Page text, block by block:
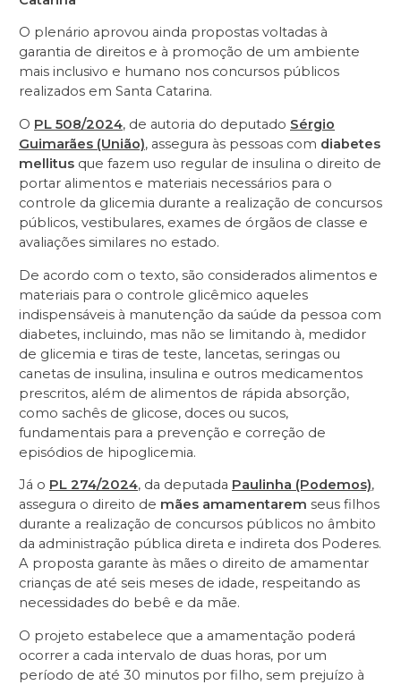
O plenário aprovou ainda propostas voltadas à
garantia de direitos e à promoção de um ambiente
mais inclusivo e humano nos concursos públicos
realizados em Santa Catarina.
O PL 508/2024, de autoria do deputado Sérgio
Guimarães (União), assegura às pessoas com diabetes
mellitus que fazem uso regular de insulina o direito de
portar alimentos e materiais necessários para o
controle da glicemia durante a realização de concursos
públicos, vestibulares, exames de órgãos de classe e
avaliações similares no estado.
De acordo com o texto, são considerados alimentos e
materiais para o controle glicêmico aqueles
indispensáveis à manutenção da saúde da pessoa com
diabetes, incluindo, mas não se limitando à, medidor
de glicemia e tiras de teste, lancetas, seringas ou
canetas de insulina, insulina e outros medicamentos
prescritos, além de alimentos de rápida absorção,
como sachês de glicose, doces ou sucos,
fundamentais para a prevenção e correção de
episódios de hipoglicemia.
Já o PL 274/2024, da deputada Paulinha (Podemos),
assegura o direito de mães amamentarem seus filhos
durante a realização de concursos públicos no âmbito
da administração pública direta e indireta dos Poderes.
A proposta garante às mães o direito de amamentar
crianças de até seis meses de idade, respeitando as
necessidades do bebê e da mãe.
O projeto estabelece que a amamentação poderá
ocorrer a cada intervalo de duas horas, por um
período de até 30 minutos por filho, sem prejuízo à